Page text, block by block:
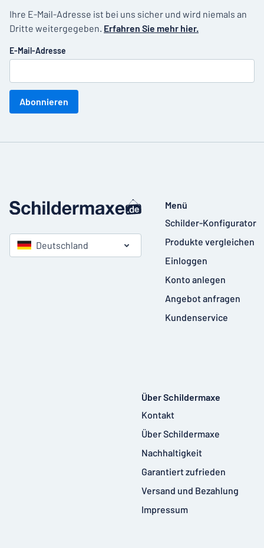
Ihre E-Mail-Adresse ist bei uns sicher und wird niemals an
Dritte weitergegeben. Erfahren Sie mehr hier.
E-Mail-Adresse
Abonnieren
Deutschland
Menü
Schilder-Konfigurator
Produkte vergleichen
Einloggen
Konto anlegen
Angebot anfragen
Kundenservice
Über Schildermaxe
Kontakt
Über Schildermaxe
Nachhaltigkeit
Garantiert zufrieden
Versand und Bezahlung
Impressum